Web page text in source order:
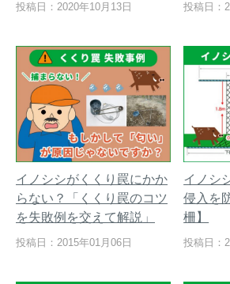
投稿日：2020年10月13日 投稿日：
イノシシがくくり罠にかか
らない？「くくり罠のコツ
を失敗例を交えて解説」
投稿日：2015年01月06日
イノシ
侵入を
柵】
投稿日：